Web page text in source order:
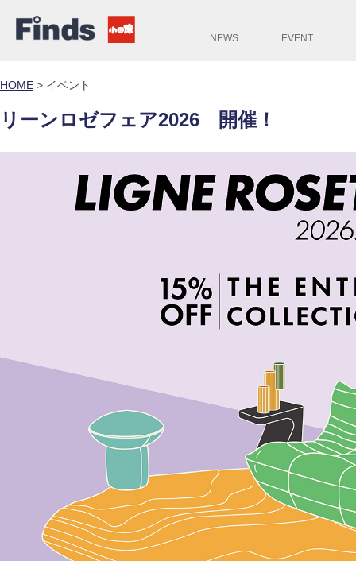
NEWS EVENT
HOME > イベント
リーンロゼフェア2026 開催！